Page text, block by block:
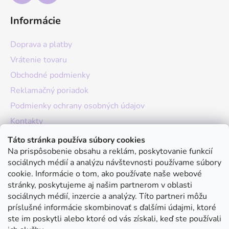
Táto stránka používa súbory cookies
Na prispôsobenie obsahu a reklám, poskytovanie funkcií
sociálnych médií a analýzu návštevnosti používame súbory
cookie. Informácie o tom, ako používate naše webové
stránky, poskytujeme aj našim partnerom v oblasti
sociálnych médií, inzercie a analýzy. Títo partneri môžu
príslušné informácie skombinovať s ďalšími údajmi, ktoré
ste im poskytli alebo ktoré od vás získali, keď ste používali
Informácie
Doprava a platby
Vrátenie tovaru
Obchodné podmienky
Reklamačný poriadok
Podmienky ochrany osobných údajov
Kontakty
O nás
Hodnotenie obchodu
Moja objednávka
Instagram